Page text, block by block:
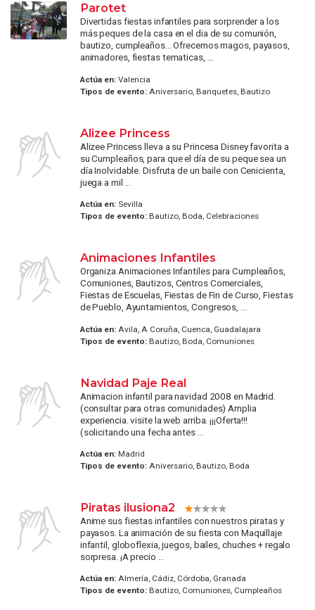
Parotet
Divertidas fiestas infantiles para sorprender a los
más peques de la casa en el dia de su comunión,
bautizo, cumpleaños... Ofrecemos magos, payasos,
animadores, fiestas tematicas, ...
Actúa en:Valencia
Tipos de evento:Aniversario, Banquetes, Bautizo
Alizee Princess
Alizee Princess lleva a su Princesa Disney favorita a
su Cumpleaños, para que el día de su peque sea un
día Inolvidable. Disfruta de un baile con Cenicienta,
juega a mil ...
Actúa en:Sevilla
Tipos de evento:Bautizo, Boda, Celebraciones
Animaciones Infantiles
Organiza Animaciones Infantiles para Cumpleaños,
Comuniones, Bautizos, Centros Comerciales,
Fiestas de Escuelas, Fiestas de Fin de Curso, Fiestas
de Pueblo, Ayuntamientos, Congresos, ...
Actúa en:Avila, A Coruña, Cuenca, Guadalajara
Tipos de evento:Bautizo, Boda, Comuniones
Navidad Paje Real
Animacion infantil para navidad 2008 en Madrid.
(consultar para otras comunidades) Amplia
experiencia. visite la web arriba. ¡¡¡Oferta!!!
(solicitando una fecha antes ...
Actúa en:Madrid
Tipos de evento:Aniversario, Bautizo, Boda
Piratas ilusiona2
Anime sus fiestas infantiles con nuestros piratas y
payasos. La animación de su fiesta con Maquillaje
infantil, globoflexia, juegos, bailes, chuches + regalo
sorpresa. ¡A precio ...
Actúa en:Almería, Cádiz, Córdoba, Granada
Tipos de evento:Bautizo, Comuniones, Cumpleaños